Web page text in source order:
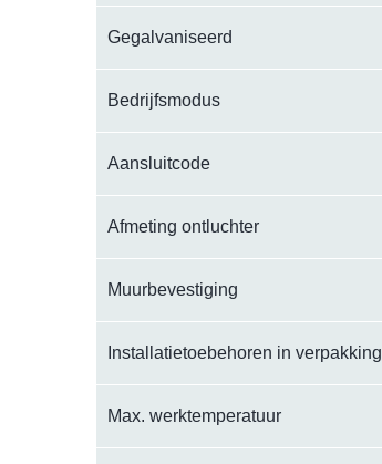
Gegalvaniseerd
Bedrijfsmodus
Aansluitcode
Afmeting ontluchter
Muurbevestiging
Installatietoebehoren in verpakking
Max. werktemperatuur